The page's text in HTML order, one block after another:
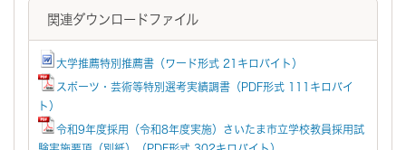
関連ダウンロードファイル
大学推薦特別推薦書（ワード形式 21キロバイト）
スポーツ・芸術等特別選考実績調書（PDF形式 111キロバイ
ト）
令和9年度採用（令和8年度実施）さいたま市立学校教員採用試